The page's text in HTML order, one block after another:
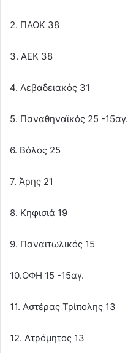
2. ΠΑΟΚ 38
3. ΑΕΚ 38
4. Λεβαδειακός 31
5. Παναθηναϊκός 25 -15αγ.
6. Βόλος 25
7. Άρης 21
8. Κηφισιά 19
9. Παναιτωλικός 15
10.ΟΦΗ 15 -15αγ.
11. Αστέρας Τρίπολης 13
12. Ατρόμητος 13